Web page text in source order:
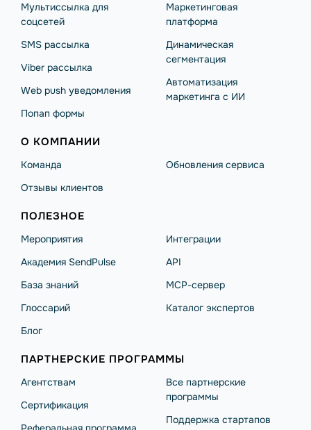
Мультиссылка для
соцсетей
SMS рассылка
Viber рассылка
Web push уведомления
Попап формы
Маркетинговая
платформа
Динамическая
сегментация
Автоматизация
маркетинга с ИИ
О КОМПАНИИ
Команда
Отзывы клиентов
Обновления сервиса
ПОЛЕЗНОЕ
Мероприятия
Академия SendPulse
База знаний
Глоссарий
Блог
Интеграции
API
MCP-сервер
Каталог экспертов
ПАРТНЕРСКИЕ ПРОГРАММЫ
Агентствам
Сертификация
Все партнерские
программы
Поддержка стартапов